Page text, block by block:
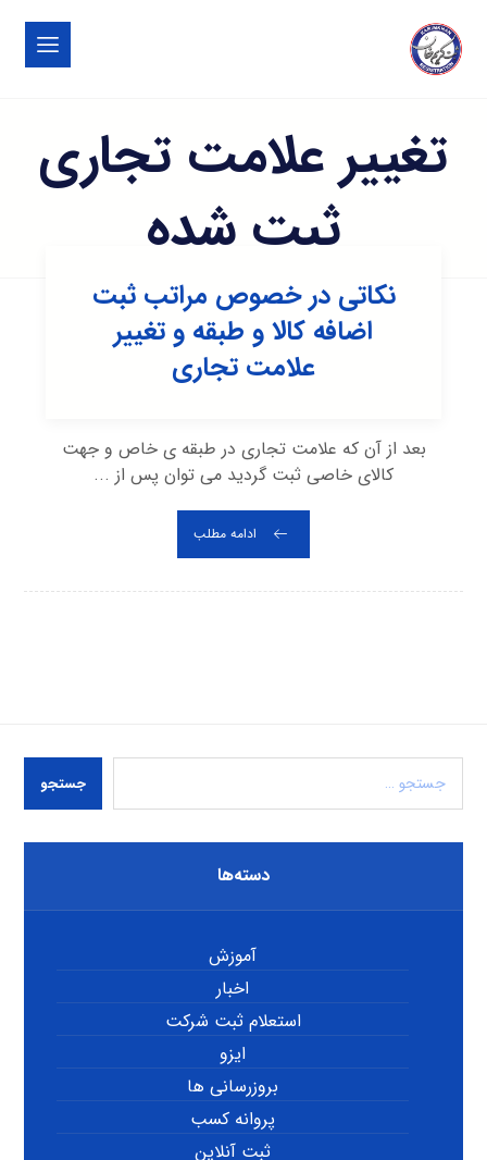
تغییر علامت تجاری
ثبت شده
نکاتی در خصوص مراتب ثبت
اضافه کالا و طبقه و تغییر
علامت تجاری
بعد از آن که علامت تجاری در طبقه ی خاص و جهت
کالای خاصی ثبت گردید می توان پس از ...
ادامه مطلب
جستجو
دسته‌ها
آموزش
اخبار
استعلام ثبت شرکت
ایزو
بروزرسانی ها
پروانه کسب
ثبت آنلاین